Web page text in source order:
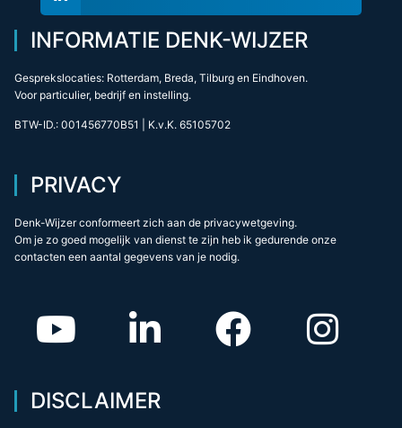
INFORMATIE DENK-WIJZER
Gesprekslocaties: Rotterdam, Breda, Tilburg en Eindhoven.
Voor particulier, bedrijf en instelling.
BTW-ID.: 001456770B51 | K.v.K. 65105702
PRIVACY
Denk-Wijzer conformeert zich aan de privacywetgeving.
Om je zo goed mogelijk van dienst te zijn heb ik gedurende onze
contacten een aantal gegevens van je nodig.
DISCLAIMER